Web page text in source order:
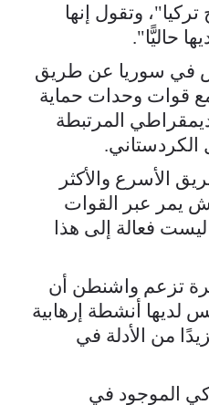
وتقول إنها
حاليًّا".
في سوريا عن طريق
قوات وحدات حماية
المرتبطة
الكردستاني.
الأسرع والأكثر
يمر عبر القوات
فعالة إلى هذا
تزعم واشنطن أن
أنشطة إرهابية
من الأدلة في
الموجود في